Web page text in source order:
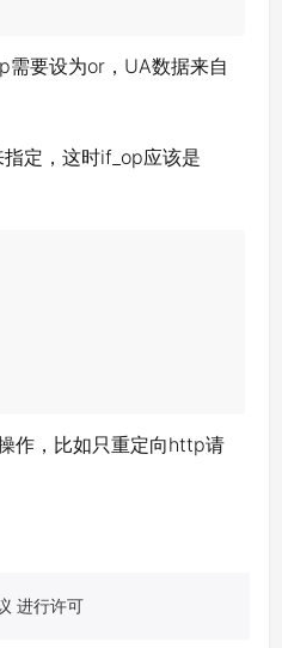
需要设为or，UA数据来自
定，这时if_op应该是
作，比如只重定向http请
进行许可